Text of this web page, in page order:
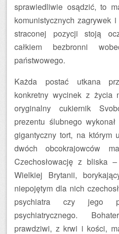
sprawiedliwie osądzić, to
komunistycznych zagrywek
straconej pozycji stoją
całkiem bezbronni
państwowego.
Każda postać utkana
konkretny wycinek z życia
oryginalny cukiernik
prezentu ślubnego
gigantyczny tort, na którym
dwóch obcokrajowców
Czechosłowację z bliska
Wielkiej Brytanii,
niepojętym dla nich
psychiatra czy jego
psychiatrycznego.
prawdziwi, z krwi i kości,